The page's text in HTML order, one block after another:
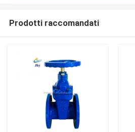
Prodotti raccomandati